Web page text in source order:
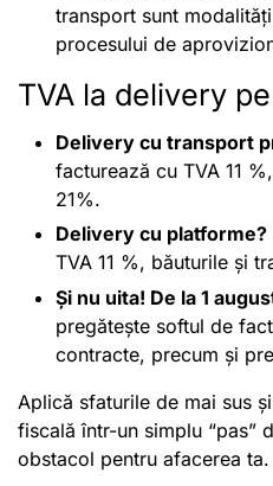
transport sunt
procesului de
TVA la delivery
Delivery cu transport
facturează cu TVA 11
21%.
Delivery cu platforme?
TVA 11 %, băuturile și
Și nu uita! De la 1
pregătește softul de
contracte, precum și
Aplică sfaturile de mai sus
fiscală într-un simplu “pas”
obstacol pentru afacerea